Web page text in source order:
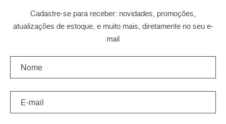
Cadastre-se para receber: novidades, promoções,
atualizações de estoque, e muito mais, diretamente no seu e-
mail